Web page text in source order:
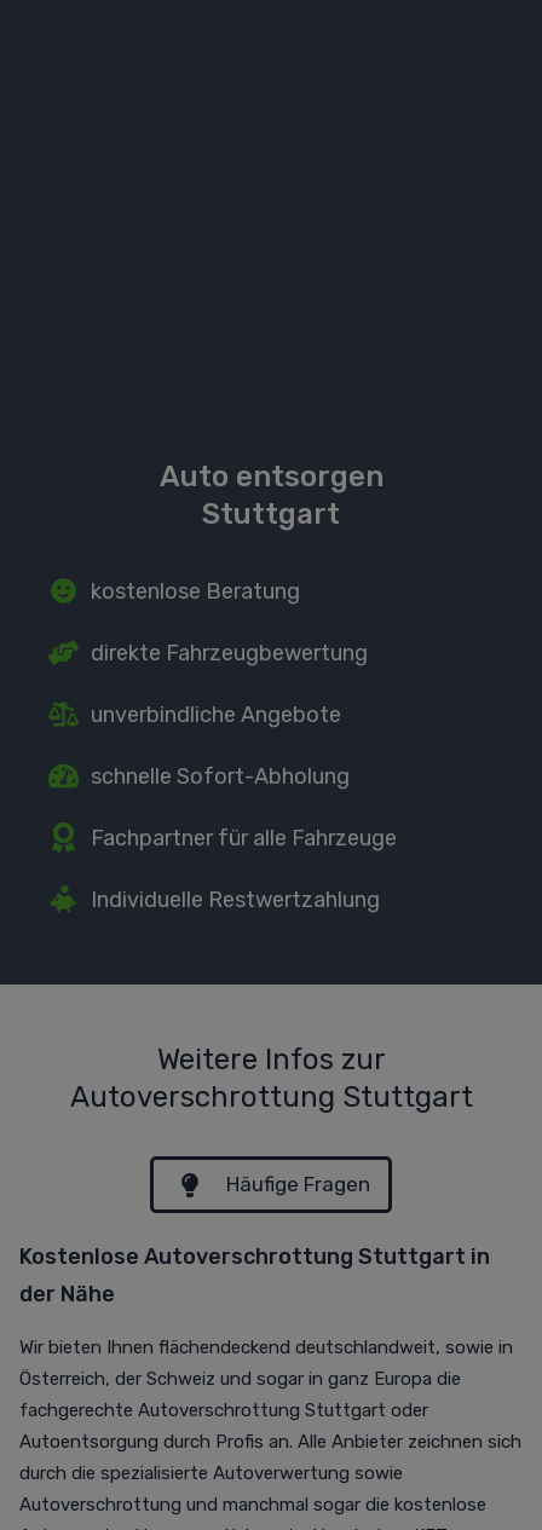
Auto entsorgen
Stuttgart
kostenlose Beratung
direkte Fahrzeugbewertung
unverbindliche Angebote
schnelle Sofort-Abholung
Fachpartner für alle Fahrzeuge
Individuelle Restwertzahlung
Weitere Infos zur
Autoverschrottung Stuttgart
Häufige Fragen
Kostenlose Autoverschrottung Stuttgart in
der Nähe
Wir bieten Ihnen flächendeckend deutschlandweit, sowie in
Österreich, der Schweiz und sogar in ganz Europa die
fachgerechte Autoverschrottung Stuttgart oder
Autoentsorgung durch Profis an. Alle Anbieter zeichnen sich
durch die spezialisierte Autoverwertung sowie
Autoverschrottung und manchmal sogar die kostenlose